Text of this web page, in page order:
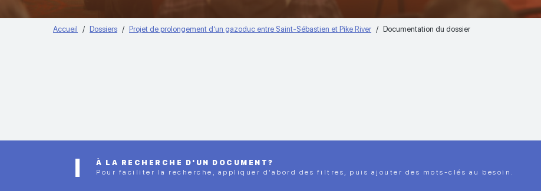
Accueil Dossiers Projet de prolongement d’un gazoduc entre Saint-Sébastien et Pike River Documentation du dossier
À LA RECHERCHE D'UN DOCUMENT?
Pour faciliter la recherche, appliquer d’abord des filtres, puis ajouter des mots-clés au besoin.